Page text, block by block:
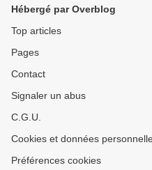
Hébergé par Overblog
Top articles
Pages
Contact
Signaler un abus
C.G.U.
Cookies et données
Préférences cookies